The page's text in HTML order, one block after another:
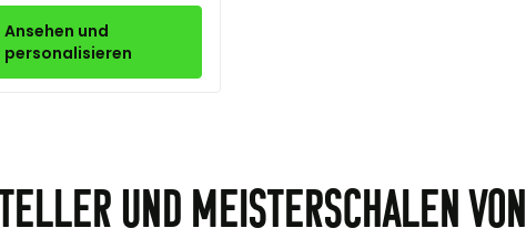
Ansehen und
personalisieren
und Meisterschalen von